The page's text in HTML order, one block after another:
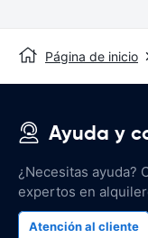
Página de inicio
Ayuda y
¿Necesitas ayuda?
expertos en
Atención al cliente